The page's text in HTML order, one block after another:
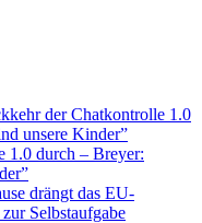
der Chatkontrolle 1.0
unsere Kinder”
1.0 durch – Breyer:
drängt das EU-
Selbstaufgabe